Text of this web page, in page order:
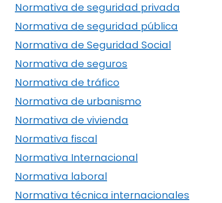
Normativa de seguridad privada
Normativa de seguridad pública
Normativa de Seguridad Social
Normativa de seguros
Normativa de tráfico
Normativa de urbanismo
Normativa de vivienda
Normativa fiscal
Normativa Internacional
Normativa laboral
Normativa técnica internacionales